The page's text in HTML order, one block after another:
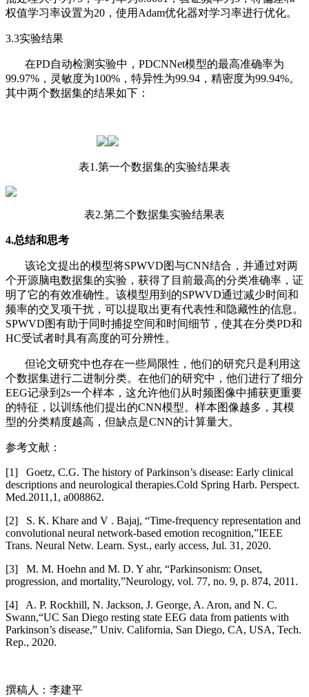
权值学习率设置为20，使用Adam优化器对学习率进行优化。
3.3实验结果
在PD自动检测实验中，PDCNNet模型的最高准确率为
99.97%，灵敏度为100%，特异性为99.94，精密度为99.94%。
其中两个数据集的结果如下：
表1.第一个数据集的实验结果表
表2.第二个数据集实验结果表
4.总结和思考
该论文提出的模型将SPWVD图与CNN结合，并通过对两
个开源脑电数据集的实验，获得了目前最高的分类准确率，证
明了它的有效准确性。该模型用到的SPWVD通过减少时间和
频率的交叉项干扰，可以提取出更有代表性和隐藏性的信息。
SPWVD图有助于同时捕捉空间和时间细节，使其在分类PD和
HC受试者时具有高度的可分辨性。
但论文研究中也存在一些局限性，他们的研究只是利用这
个数据集进行二进制分类。在他们的研究中，他们进行了细分
EEG记录到2s一个样本，这允许他们从时频图像中捕获更重要
的特征，以训练他们提出的CNN模型。样本图像越多，其模
型的分类精度越高，但缺点是CNN的计算量大。
参考文献：
[1] Goetz, C.G. The history of Parkinson’s disease: Early clinical
descriptions and neurological therapies.Cold Spring Harb. Perspect.
Med.2011,1, a008862.
[2] S. K. Khare and V . Bajaj, “Time-frequency representation and
convolutional neural network-based emotion recognition,”IEEE
Trans. Neural Netw. Learn. Syst., early access, Jul. 31, 2020.
[3] M. M. Hoehn and M. D. Y ahr, “Parkinsonism: Onset,
progression, and mortality,”Neurology, vol. 77, no. 9, p. 874, 2011.
[4] A. P. Rockhill, N. Jackson, J. George, A. Aron, and N. C.
Swann,“UC San Diego resting state EEG data from patients with
Parkinson’s disease,” Univ. California, San Diego, CA, USA, Tech.
Rep., 2020.
撰稿人：李建平